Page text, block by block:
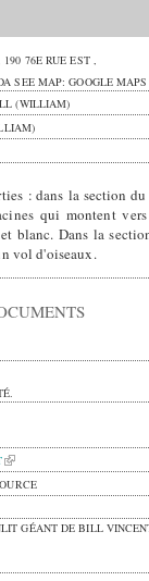
190 76E RUE EST ,
SEE MAP:GOOGLE MAPS
(WILLIAM)
: dans la section du
qui montent vers
blanc. Dans la
vol d'oiseaux.
GÉANT DE BILL